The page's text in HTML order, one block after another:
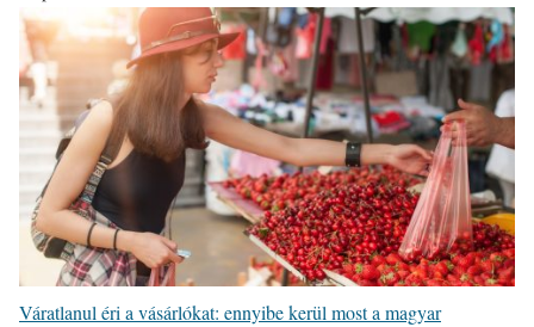
Váratlanul éri a vásárlókat: ennyibe kerül most a magyar